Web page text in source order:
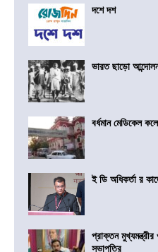
দশে দশ
ভারত ছাড়ো
বর্ধমান মেডিকেল
ই ডি অধিকর্তা র
প্রাক্তন মুখ্যমন্ত্রীর
সভাপতির